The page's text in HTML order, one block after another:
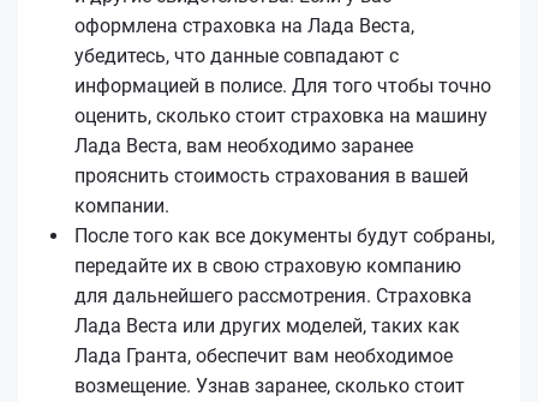
оформлена страховка на Лада Веста,
убедитесь, что данные совпадают с
информацией в полисе. Для того чтобы точно
оценить, сколько стоит страховка на машину
Лада Веста, вам необходимо заранее
прояснить стоимость страхования в вашей
компании.
После того как все документы будут собраны,
передайте их в свою страховую компанию
для дальнейшего рассмотрения. Страховка
Лада Веста или других моделей, таких как
Лада Гранта, обеспечит вам необходимое
возмещение. Узнав заранее, сколько стоит